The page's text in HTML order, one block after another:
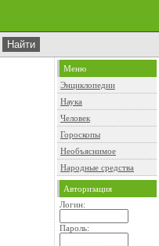
Меню
Энциклопедии
Наука
Человек
Гороскопы
Необъяснимое
Народные средства
Авторизация
Логин:
Пароль: